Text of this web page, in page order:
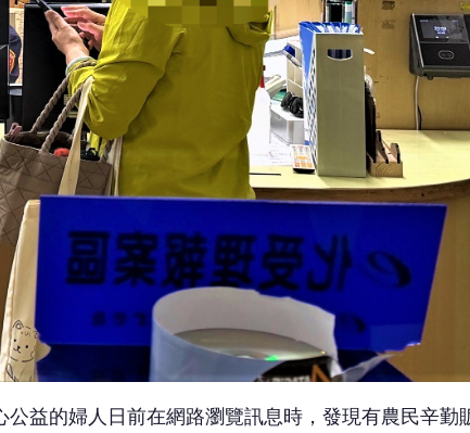
公益的婦人日前在網路瀏覽訊息時，發現有農民辛勤